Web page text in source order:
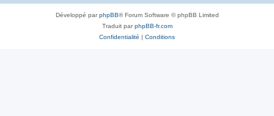
Développé parphpBB® Forum Software © phpBB Limited
Traduit parphpBB-fr.com
Confidentialité | Conditions